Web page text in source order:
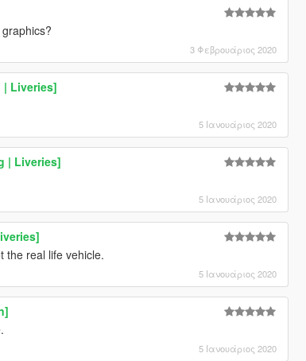
3 Φεβρουάριος 2020
| Liveries]
5 Ιανουάριος 2020
| Liveries]
5 Ιανουάριος 2020
the real life vehicle.
5 Ιανουάριος 2020
5 Ιανουάριος 2020